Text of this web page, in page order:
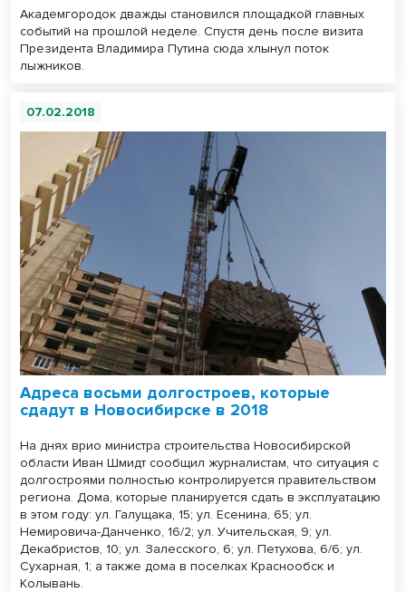
Академгородок дважды становился площадкой главных
событий на прошлой неделе. Спустя день после визита
Президента Владимира Путина сюда хлынул поток
лыжников.
07.02.2018
Адреса восьми долгостроев, которые
сдадут в Новосибирске в 2018
На днях врио министра строительства Новосибирской
области Иван Шмидт сообщил журналистам, что ситуация с
долгостроями полностью контролируется правительством
региона. Дома, которые планируется сдать в эксплуатацию
в этом году: ул. Галущака, 15; ул. Есенина, 65; ул.
Немировича-Данченко, 16/2; ул. Учительская, 9; ул.
Декабристов, 10; ул. Залесского, 6; ул. Петухова, 6/6; ул.
Сухарная, 1; а также дома в поселках Краснообск и
Колывань.